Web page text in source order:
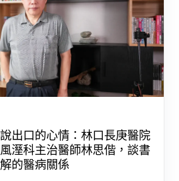
出口的心情：林口長庚醫院
溼科主治醫師林思偕，談書
的醫病關係